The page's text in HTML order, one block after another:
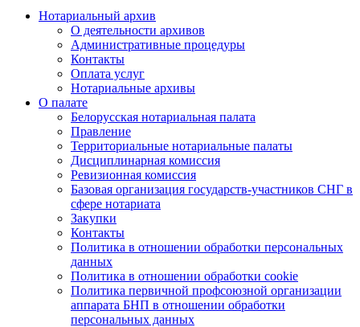
Нотариальный архив
О деятельности архивов
Административные процедуры
Контакты
Оплата услуг
Нотариальные архивы
О палате
Белорусская нотариальная палата
Правление
Территориальные нотариальные палаты
Дисциплинарная комиссия
Ревизионная комиссия
Базовая организация государств-участников СНГ в
сфере нотариата
Закупки
Контакты
Политика в отношении обработки персональных
данных
Политика в отношении обработки cookie
Политика первичной профсоюзной организации
аппарата БНП в отношении обработки
персональных данных